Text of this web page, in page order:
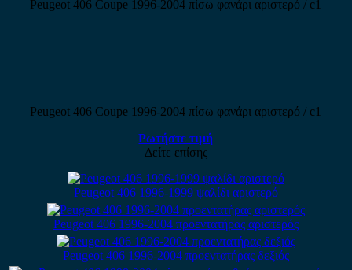
Peugeot 406 Coupe 1996-2004 πίσω φανάρι αριστερό / c1
Peugeot 406 Coupe 1996-2004 πίσω φανάρι αριστερό / c1
Ρωτήστε τιμή
Δείτε επίσης
Peugeot 406 1996-1999 ψαλίδι αριστερό
Peugeot 406 1996-2004 προεντατήρας αριστερός
Peugeot 406 1996-2004 προεντατήρας δεξιός